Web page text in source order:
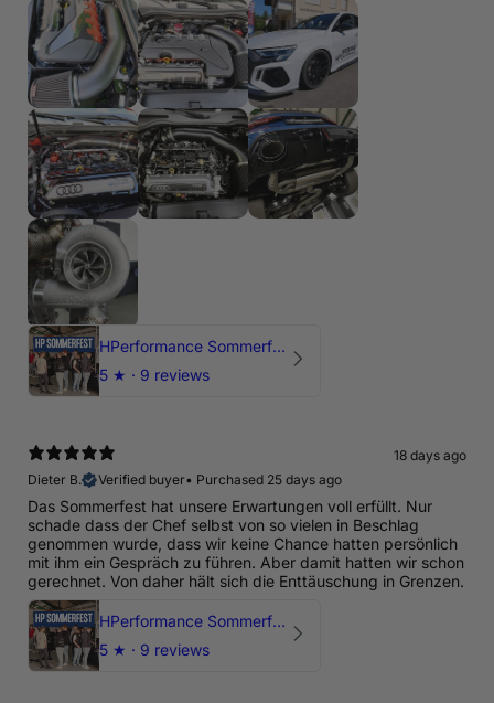
HPerformance Sommerfest 2026
5 ★ · 9 reviews
18 days ago
Dieter B.
Verified buyer• Purchased 25 days ago
Das Sommerfest hat unsere Erwartungen voll erfüllt. Nur
schade dass der Chef selbst von so vielen in Beschlag
genommen wurde, dass wir keine Chance hatten persönlich
mit ihm ein Gespräch zu führen. Aber damit hatten wir schon
gerechnet. Von daher hält sich die Enttäuschung in Grenzen.
HPerformance Sommerfest 2026
5 ★ · 9 reviews